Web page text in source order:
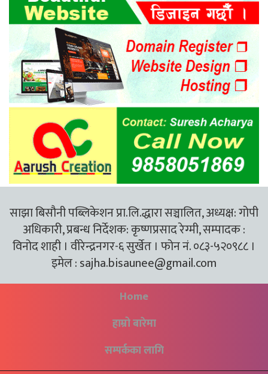
साझा बिसौनी पब्लिकेशन प्रा.लि.द्धारा सञ्चालित, अध्यक्ष: गोपी
अधिकारी, प्रबन्ध निर्देशक: कृष्णप्रसाद रेग्मी, सम्पादक :
विनोद शाही । वीरेन्द्रनगर-६ सुर्खेत । फोन नं. ०८३-५२०९८८ ।
इमेल :sajha.bisaunee@gmail.com
Home
हाम्रो बारेमा
सम्पर्कका लागि